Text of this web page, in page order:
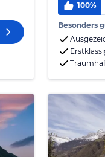
100%
Besonders